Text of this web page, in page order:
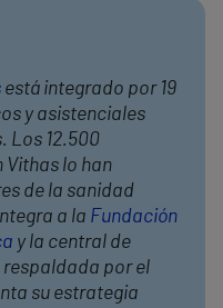
está integrado por 19
y asistenciales
Los 12.500
lo han
de la sanidad
a la Fundación
y la central de
respaldada por el
su estrategia